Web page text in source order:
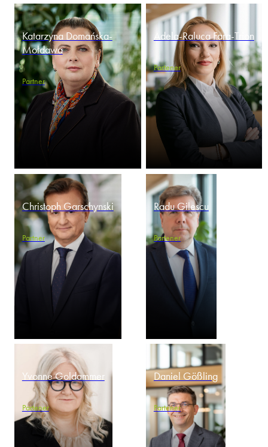
Katarzyna Domańska-
Mołdawa
Partner
Adela-Raluca Fara-Trion
Partener
Christoph Garschynski
Partner
Radu Gilescu
Partener
Yvonne Goldammer
Partener
Daniel Gößling
Partener